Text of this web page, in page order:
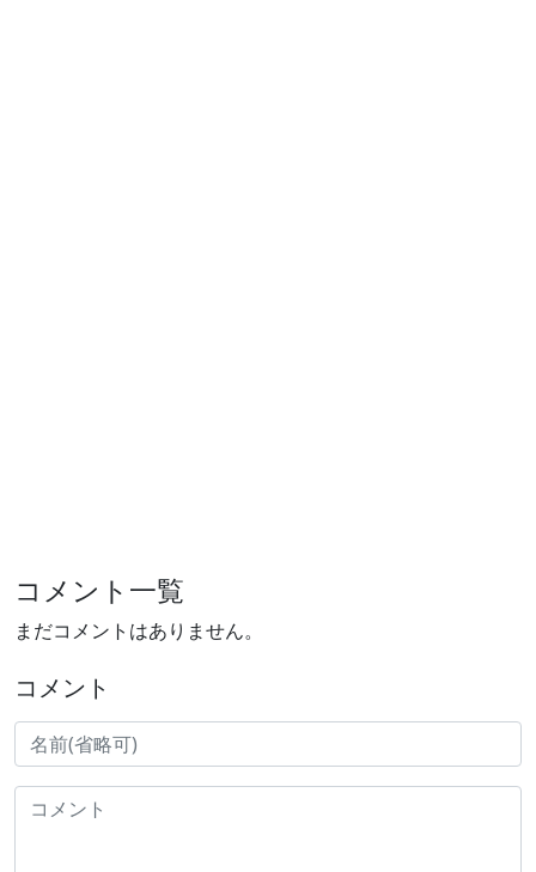
コメント一覧
まだコメントはありません。
コメント